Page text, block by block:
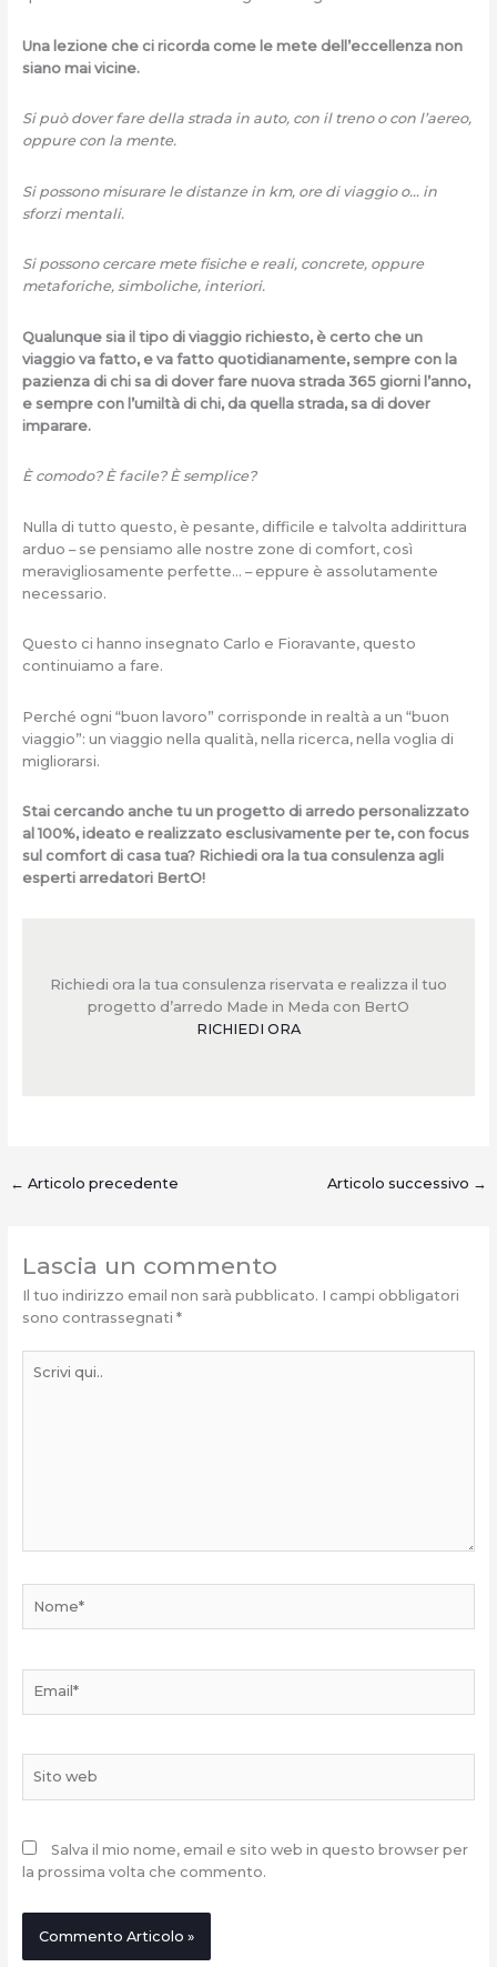
Una lezione che ci ricorda come le mete dell’eccellenza non
siano mai vicine.
Si può dover fare della strada in auto, con il treno o con l’aereo,
oppure con la mente.
Si possono misurare le distanze in km, ore di viaggio o… in
sforzi mentali.
Si possono cercare mete fisiche e reali, concrete, oppure
metaforiche, simboliche, interiori.
Qualunque sia il tipo di viaggio richiesto, è certo che un
viaggio va fatto, e va fatto quotidianamente, sempre con la
pazienza di chi sa di dover fare nuova strada 365 giorni l’anno,
e sempre con l’umiltà di chi, da quella strada, sa di dover
imparare.
È comodo? È facile? È semplice?
Nulla di tutto questo, è pesante, difficile e talvolta addirittura
arduo – se pensiamo alle nostre zone di comfort, così
meravigliosamente perfette… – eppure è assolutamente
necessario.
Questo ci hanno insegnato Carlo e Fioravante, questo
continuiamo a fare.
Perché ogni “buon lavoro” corrisponde in realtà a un “buon
viaggio”: un viaggio nella qualità, nella ricerca, nella voglia di
migliorarsi.
Stai cercando anche tu un progetto di arredo personalizzato
al 100%, ideato e realizzato esclusivamente per te, con focus
sul comfort di casa tua? Richiedi ora la tua consulenza agli
esperti arredatori BertO!
Richiedi ora la tua consulenza riservata e realizza il tuo
progetto d’arredo Made in Meda con BertO
RICHIEDI ORA
← Articolo precedente Articolo successivo →
Lascia un commento
Il tuo indirizzo email non sarà pubblicato. I campi obbligatori
sono contrassegnati *
qui..
web
Salva il mio nome, email e sito web in questo browser per
la prossima volta che commento.